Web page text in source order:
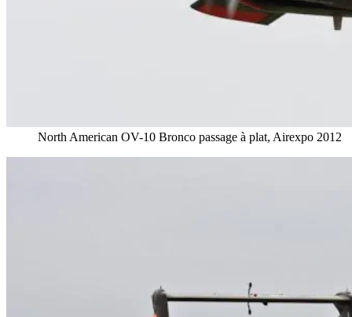
North American OV-10 Bronco passage à plat, Airexpo 2012